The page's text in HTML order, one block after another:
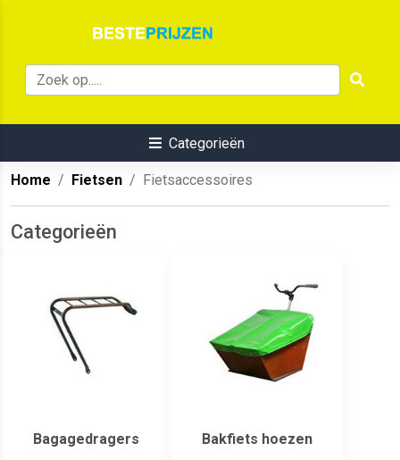
Categorieën
Home Fietsen Fietsaccessoires
Categorieën
Bagagedragers Bakfiets hoezen